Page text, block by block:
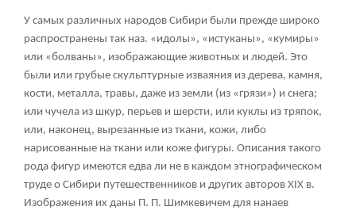
У самых различных народов Сибири были прежде широко
распространены так наз. «идолы», «истуканы», «кумиры»
или «болваны», изображающие животных и людей. Это
были или грубые скульптурные изваяния из дерева, камня,
кости, металла, травы, даже из земли (из «грязи») и снега;
или чучела из шкур, перьев и шерсти, или куклы из тряпок,
или, наконец, вырезанные из ткани, кожи, либо
нарисованные на ткани или коже фигуры. Описания такого
рода фигур имеются едва ли не в каждом этнографическом
труде о Сибири путешественников и других авторов XIX в.
Изображения их даны П. П. Шимкевичем для нанаев